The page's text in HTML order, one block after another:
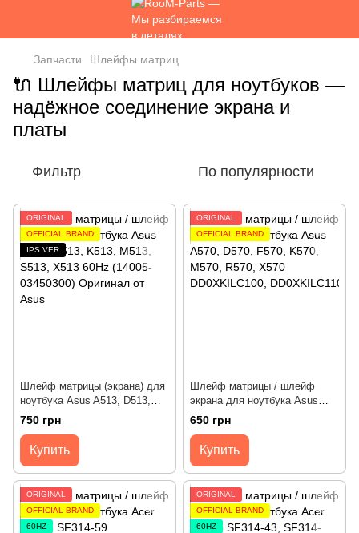
Запчасти Шлейфы матриц
🔌 Шлейфы матриц для ноутбуков —
надёжное соединение экрана и
платы
Фильтр По популярности
ORIGINAL
OFFICIAL BRAND
IPS VER
Шлейф матрицы (экрана) для
ноутбука Asus A513, D513,
F513, K513, M513, S513, X513
[IPS ver.] (1422-03JT0AS)
Оригинал от Asus
750 грн
Купить
ORIGINAL
OFFICIAL BRAND
Шлейф матрицы / шлейф
экрана для ноутбука Asus
A570, D570, F570, K570,
M570, R570, X570 60Hz
(DD0XKILC110) Оригинал от
Asus
650 грн
Купить
ORIGINAL
OFFICIAL BRAND
60HZ
ORIGINAL
OFFICIAL BRAND
60HZ